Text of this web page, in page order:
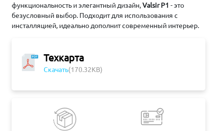
Техкарта
Скачать(170.32KB)
функциональность и элегантный дизайн,Valsir P1 - это
безусловный выбор. Подходит для использования с
инсталляцией, идеально дополнит современный интерьер.